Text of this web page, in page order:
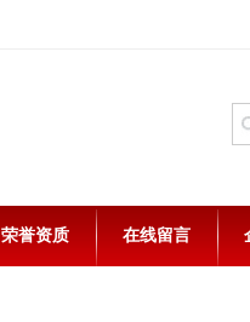
荣誉资质 在线留言